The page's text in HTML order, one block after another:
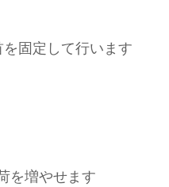
固定して行います
を増やせます